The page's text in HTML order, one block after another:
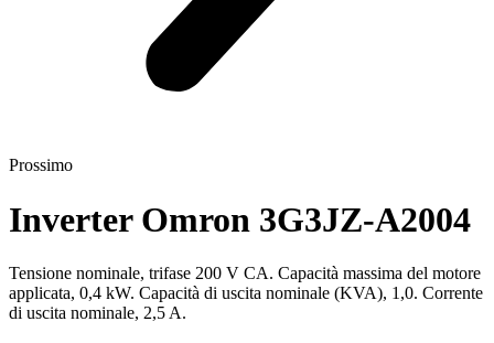
Prossimo
Inverter Omron 3G3JZ-A2004
Tensione nominale, trifase 200 V CA. Capacità massima del motore
applicata, 0,4 kW. Capacità di uscita nominale (KVA), 1,0. Corrente
di uscita nominale, 2,5 A.